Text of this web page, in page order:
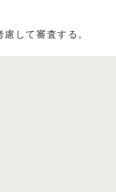
して審査する。